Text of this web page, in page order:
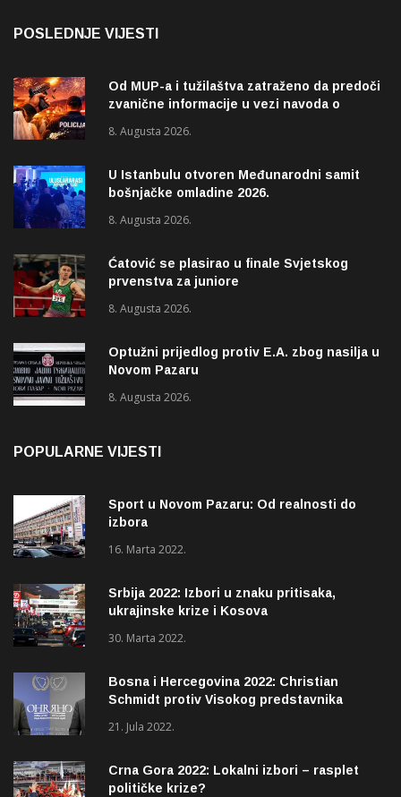
POSLEDNJE VIJESTI
Od MUP-a i tužilaštva zatraženo da predoči
zvanične informacije u vezi navoda o
Pazaru
8. Augusta 2026.
U Istanbulu otvoren Međunarodni samit
bošnjačke omladine 2026.
8. Augusta 2026.
Ćatović se plasirao u finale Svjetskog
prvenstva za juniore
8. Augusta 2026.
Optužni prijedlog protiv E.A. zbog nasilja u
Novom Pazaru
8. Augusta 2026.
POPULARNE VIJESTI
Sport u Novom Pazaru: Od realnosti do
izbora
16. Marta 2022.
Srbija 2022: Izbori u znaku pritisaka,
ukrajinske krize i Kosova
30. Marta 2022.
Bosna i Hercegovina 2022: Christian
Schmidt protiv Visokog predstavnika
21. Jula 2022.
Crna Gora 2022: Lokalni izbori – rasplet
političke krize?